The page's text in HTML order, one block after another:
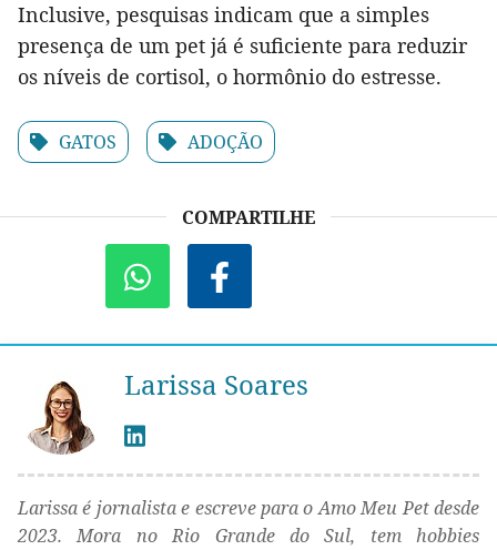
Inclusive, pesquisas indicam que a simples
presença de um pet já é suficiente para reduzir
os níveis de cortisol, o hormônio do estresse.
GATOS ADOÇÃO
COMPARTILHE
Larissa Soares
Larissa é jornalista e escreve para o Amo Meu Pet desde
2023. Mora no Rio Grande do Sul, tem hobbies